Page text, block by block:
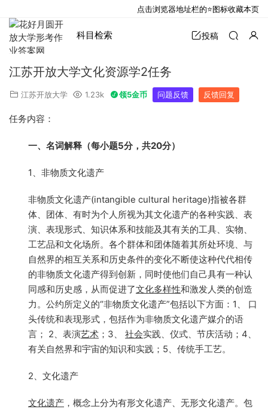
科目检索 投稿
江苏开放大学文化资源学2任务
江苏开放大学 1.23k 领5金币 问题反馈 反馈回复
任务内容：
一、名词解释（每小题5分，共20分）
1、非物质文化遗产
非物质文化遗产(intangible cultural heritage)指被各群
体、团体、有时为个人所视为其文化遗产的各种实践、表
演、表现形式、知识体系和技能及其有关的工具、实物、
工艺品和文化场所。各个群体和团体随着其所处环境、与
自然界的相互关系和历史条件的变化不断使这种代代相传
的非物质文化遗产得到创新，同时使他们自己具有一种认
同感和历史感，从而促进了文化多样性和激发人类的创造
力。公约所定义的“非物质文化遗产”包括以下方面：1、 口
头传统和表现形式，包括作为非物质文化遗产媒介的语
言； 2、表演艺术 ；3、社会实践、仪式、节庆活动；4、
有关自然界和宇宙的知识和实践；5、传统手工艺。
2、文化遗产
文化遗产 ，概念上分为有形文化遗产、无形文化遗产。包
点击浏览器地址栏的⭐图标收藏本页